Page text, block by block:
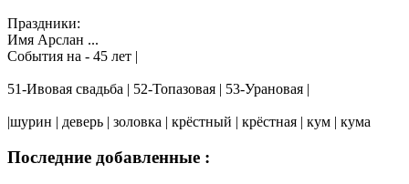
Праздники:
Имя Арслан ...
События на - 45 лет |
51-Ивовая свадьба | 52-Топазовая | 53-Урановая |
|шурин | деверь | золовка | крёстный | крёстная | кум | кума
Последние добавленные :